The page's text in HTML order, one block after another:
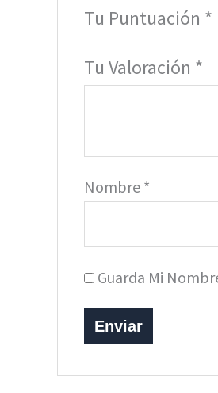
Tu Puntuación *
Tu Valoración *
Nombre *
Guarda Mi